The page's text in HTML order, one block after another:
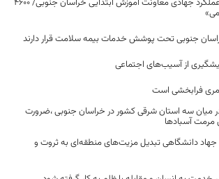
تقدیر مقام عالی وزارت از عملکرد جهادی معاونت آموزش ابتدایی خراسان جنوبی/ ۴۶۰۰
از آسیب‌های اجتماعی
فرابخشی است
میان سه استان شرقی کشور در خراسان جنوبی ،ضرورت
مرمت آسبادها
دانشگاهی تبدیل مزیت‌های منطقه‌ای به ثروت و